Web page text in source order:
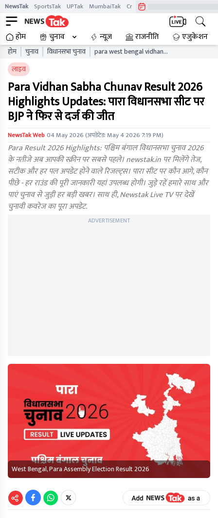
NewsTak SportsTak UPTak MumbaiTak CrimeTak
होम चुनाव न्यूज़ राजनीति एजुकेशन
होम चुनाव विधानसभा चुनाव
para west bengal vidhan
लाइव
Para Vidhan Sabha Chunav Result 2026
Highlights Updates: पारा विधानसभा सीट पर
BJP ने फिर से दर्ज की जीत
NewsTak Web04 May 2026(अपडेटेड:May 4 2026 7:19 PM)
Para Result 2026 Highlights: पश्चिम बंगाल विधानसभा चुनाव 2026
के नतीजे अब आपकी स्क्रीन पर सबसे पहले। newstak.in पर मिलेंगे तेज,
सटीक और हर पल अपडेट होने वाले रिजल्ट्स। पारा सीट पर कौन आगे, कौन
पीछे - हर राउंड की पूरी जानकारी यहां उपलब्ध होगी। जुड़े रहें हमारे साथ और
पाएं चुनाव से जुड़ी हर बड़ी खबर। साथ ही, Newstak Live TV पर देखें
चुनावी कवरेज का पूरा अपडेट.
ADVERTISEMENT
West Bengal, Para Assembly Election Result 2026